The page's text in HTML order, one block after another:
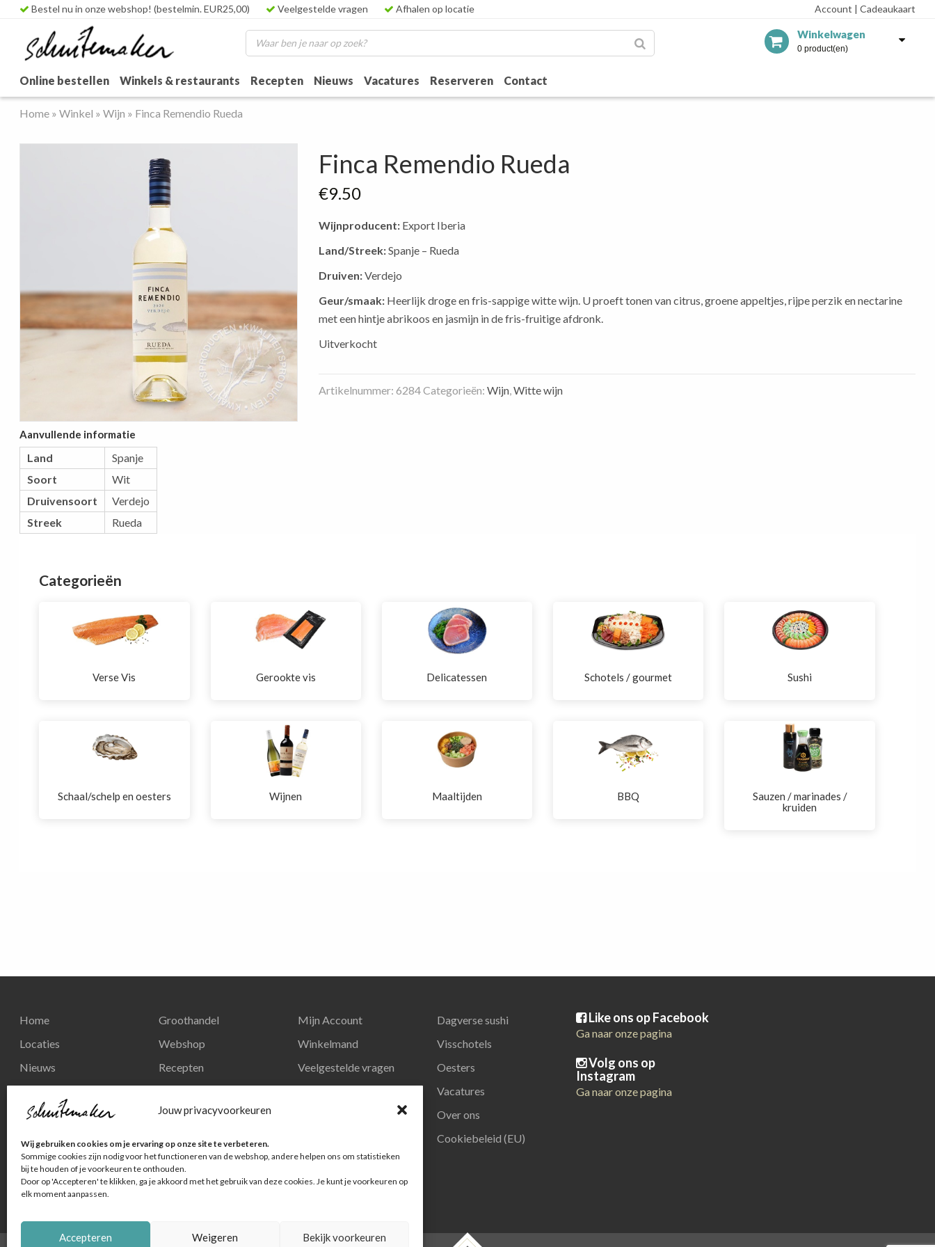
Jouw privacyvoorkeuren
Wij gebruiken cookies om je ervaring op onze site te verbeteren.
Sommige cookies zijn nodig voor het functioneren van de webshop, andere helpen ons om statistieken
bij te houden of je voorkeuren te onthouden.
Door op 'Accepteren' te klikken, ga je akkoord met het gebruik van deze cookies. Je kunt je voorkeuren op
elk moment aanpassen.
Accepteren Weigeren Bekijk voorkeuren
Bestel nu in onze webshop! (bestelmin. EUR25,00) Veelgestelde vragen Afhalen op locatie Account | Cadeaukaart
Winkelwagen
0 product(en)
Online bestellen Winkels & restaurants Recepten Nieuws Vacatures Reserveren Contact
Home »Winkel »Wijn » Finca Remendio Rueda
Finca Remendio Rueda
€9.50
Wijnproducent: Export Iberia
Land/Streek:Spanje – Rueda
Druiven:Verdejo
Geur/smaak: Heerlijk droge en fris-sappige witte wijn. U proeft tonen van citrus, groene appeltjes, rijpe perzik en nectarine
met een hintje abrikoos en jasmijn in de fris-fruitige afdronk.
Uitverkocht
Artikelnummer:6284Categorieën:Wijn,Witte wijn
Aanvullende informatie
Land
Spanje
Soort
Wit
Druivensoort
Verdejo
Streek
Rueda
Categorieën
Verse Vis Gerookte vis Delicatessen Schotels / gourmet Sushi
Schaal/schelp en oesters Wijnen Maaltijden BBQ
Sauzen / marinades /
kruiden
Home
Locaties
Nieuws
Contact
Privacy en
persoonsgegevens
Groothandel
Webshop
Recepten
Mijn Account
Winkelmand
Veelgestelde vragen
Dagverse sushi
Visschotels
Oesters
Vacatures
Over ons
Cookiebeleid (EU)
Like ons op Facebook
Ga naar onze pagina
Volg ons op
Instagram
Ga naar onze pagina